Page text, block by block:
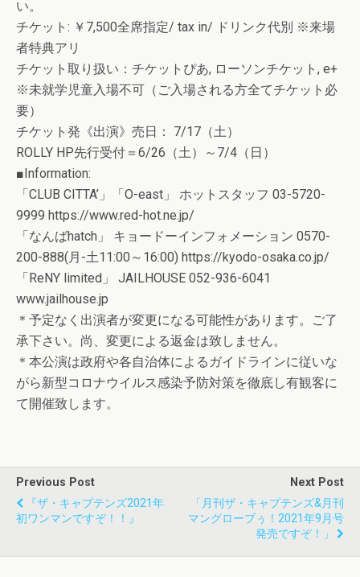
い。
チケット: ￥7,500全席指定/ tax in/ ドリンク代別 ※来場
者特典アリ
チケット取り扱い：チケットぴあ, ローソンチケット, e+
※未就学児童入場不可（ご入場される方全てチケット必
要）
チケット発《出演》売日： 7/17（土）
ROLLY HP先行受付＝6/26（土）～7/4（日）
■Information:
「CLUB CITTA’」「O-east」 ホットスタッフ 03-5720-
9999 https://www.red-hot.ne.jp/
「なんばhatch」 キョードーインフォメーション 0570-
200-888(月-土11:00～16:00) https://kyodo-osaka.co.jp/
「ReNY limited」 JAILHOUSE 052-936-6041
www.jailhouse.jp
＊予定なく出演者が変更になる可能性があります。ご了
承下さい。尚、変更による返金は致しません。
＊本公演は政府や各自治体によるガイドラインに従いな
がら新型コロナウイルス感染予防対策を徹底し有観客に
て開催致します。
Previous Post
『ザ・キャプテンズ2021年
初ワンマンですぞ！！』
Next Post
「月刊ザ・キャプテンズ&月刊
マングローブぅ！2021年9月号
発売ですぞ！」